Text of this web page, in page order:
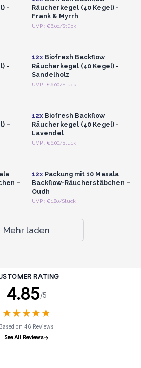
-
Räucherkegel (40 Kegel) -
Frank & Myrrh
UVP : €6.00/Stück
-
Anmelden oder
12xBiofresh Backflow
Räucherkegel (40 Kegel) -
Sandelholz
UVP : €6.00/Stück
–
Anmelden oder
12xBiofresh Backflow
Räucherkegel (40 Kegel) -
Lavendel
UVP : €6.00/Stück
–
Anmelden oder
12xPackung mit 10 Masala
Backflow-Räucherstäbchen –
Oudh
UVP : €1.80/Stuck
Mehr laden
RATING
4.85/5
★★★★★
★★★★★
Based on 46 Reviews
See All Reviews